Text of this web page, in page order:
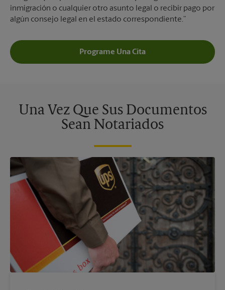
inmigración o cualquier otro asunto legal o recibir pago por
algún consejo legal en el estado correspondiente.”
Programe Una Cita
Una Vez Que Sus Documentos
Sean Notariados